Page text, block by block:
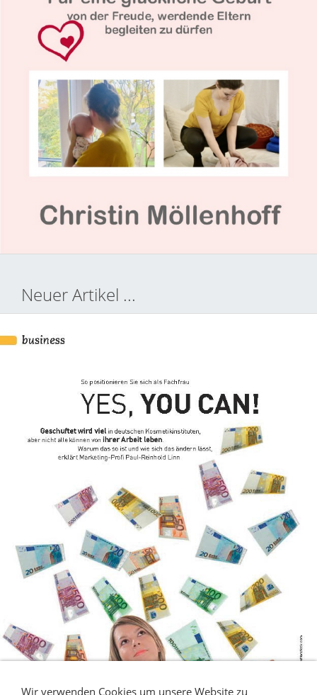
Neuer Artikel ...
Wir verwenden Cookies um unsere Website zu